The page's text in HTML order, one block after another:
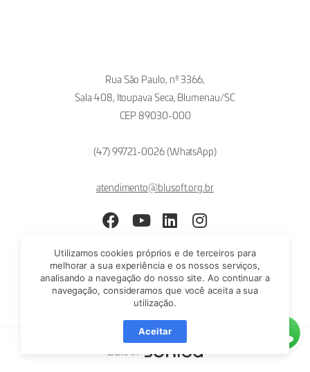
Rua São Paulo, nº 3366,
Sala 408, Itoupava Seca, Blumenau/SC
CEP 89030-000
(47) 99721-0026 (WhatsApp)
atendimento@blusoft.org.br
Built in
Utilizamos cookies próprios e de terceiros para
melhorar a sua experiência e os nossos serviços,
analisando a navegação do nosso site. Ao continuar a
navegação, consideramos que você aceita a sua
utilização.
Aceitar